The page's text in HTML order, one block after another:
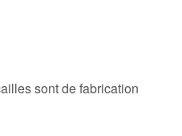
sont de fabrication